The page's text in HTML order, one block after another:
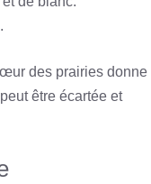
des prairies donne
être écartée et